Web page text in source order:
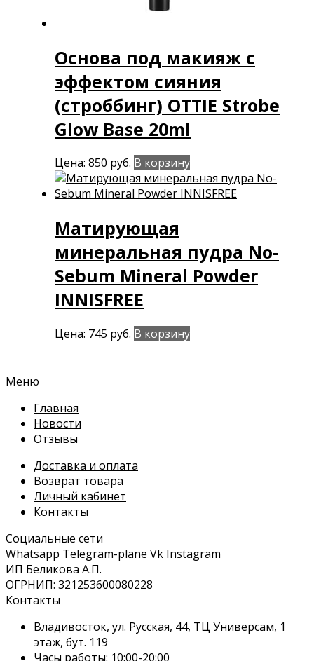
Основа под макияж с
эффектом сияния
(строббинг) OTTIE Strobe
Glow Base 20ml
Цена: 850 руб. В корзину
Матирующая
минеральная пудра No-
Sebum Mineral Powder
INNISFREE
Цена: 745 руб. В корзину
Меню
Главная
Новости
Отзывы
Доставка и оплата
Возврат товара
Личный кабинет
Контакты
Социальные сети
Whatsapp Telegram-plane Vk Instagram
ИП Беликова А.П.
ОГРНИП: 321253600080228
Контакты
Владивосток, ул. Русская, 44, ТЦ Универсам, 1
этаж, бут. 119
Часы работы: 10:00-20:00